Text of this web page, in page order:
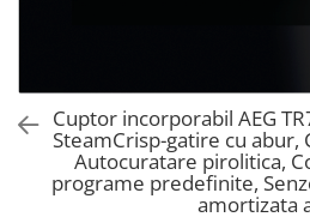
Ingrijirea rufelor si a vaselor
Masini de spalat vase
Masini de spalat rufe
Masini de spalat rufe cu uscator
Cuptor incorporabil AEG
SteamCrisp-gatire cu abur,
Autocuratare pirolitica,
programe predefinite,
amortizata